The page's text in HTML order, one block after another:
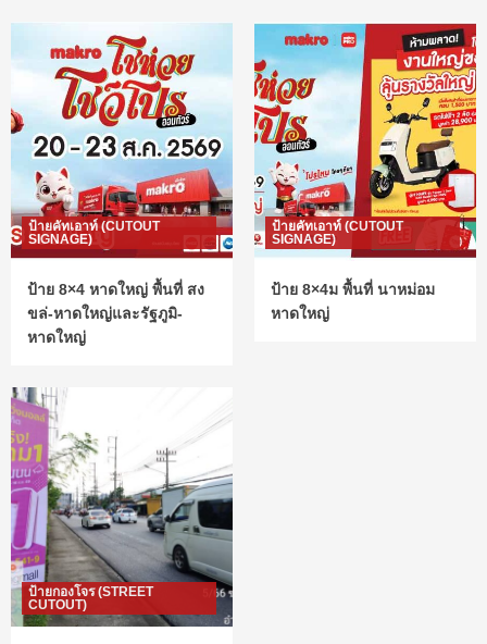
ป้ายคัทเอาท์ (CUTOUT
SIGNAGE)
ป้าย 8×4 หาดใหญ่ พื้นที่ สง
ขล่-หาดใหญ่และรัฐภูมิ-
หาดใหญ่
ป้ายคัทเอาท์ (CUTOUT
SIGNAGE)
ป้าย 8×4ม พื้นที่ นาหม่อม
หาดใหญ่
ป้ายกองโจร (STREET
CUTOUT)